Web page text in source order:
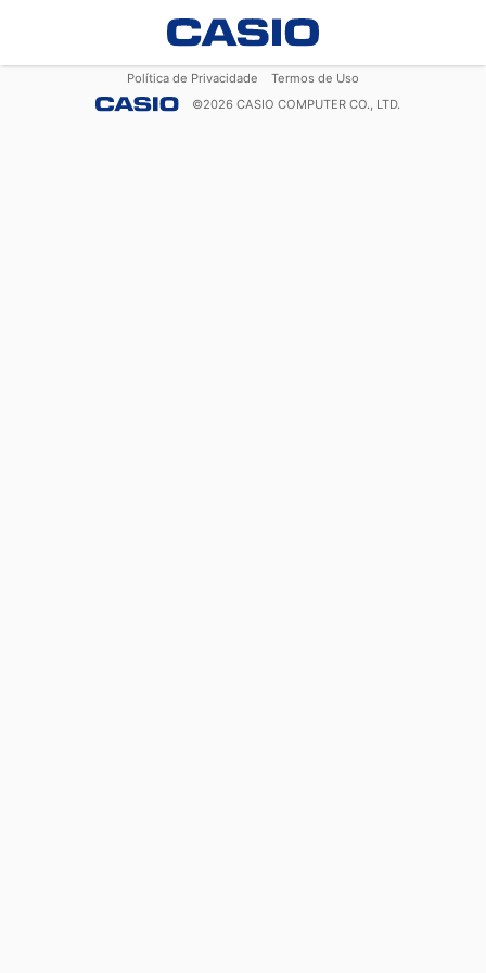
Política de Privacidade
Termos de Uso
©2026 CASIO COMPUTER CO., LTD.